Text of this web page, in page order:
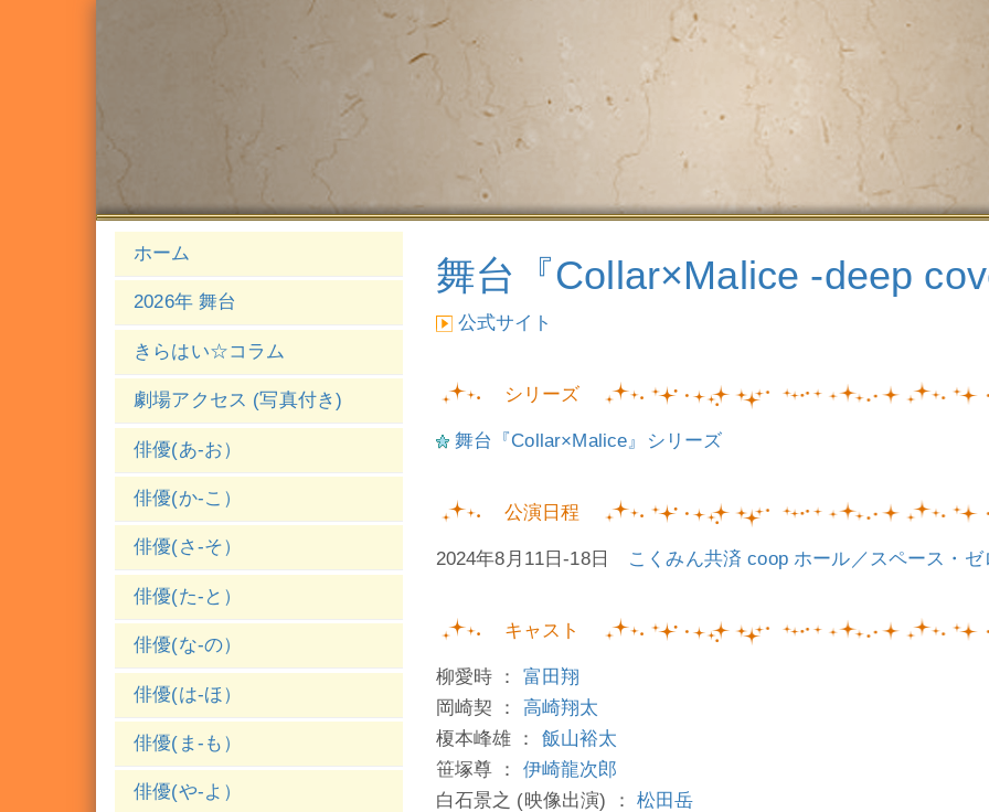
舞台『Collar×Malice -deep
公式サイト
シリーズ
舞台『Collar×Malice』シリーズ
公演日程
2024年8月11日-18日 こくみん共済 coop ホール／スペース・ゼ
キャスト
柳愛時 ： 富田翔
岡崎契 ： 高崎翔太
榎本峰雄 ： 飯山裕太
笹塚尊 ： 伊崎龍次郎
白石景之 (映像出演) ： 松田岳
ホーム
2026年 舞台
きらはい☆コラム
劇場アクセス (写真付き)
俳優(あ-お）
俳優(か-こ）
俳優(さ-そ）
俳優(た-と）
俳優(な-の）
俳優(は-ほ）
俳優(ま-も）
俳優(や-よ）